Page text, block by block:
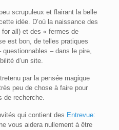
scrupuleux et flairant la belle
idée. D’où la naissance des
for all) et des « fermes de
est bon, de telles pratiques
– dans le pire,
d’un site.
par la pensée magique
peu de chose à faire pour
de recherche.
qui contient des Entrevue:
vous aidera nullement à être